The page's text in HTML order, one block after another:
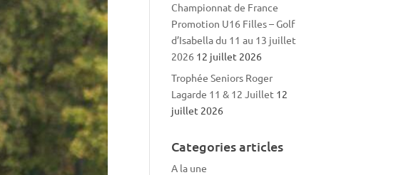
Championnat de France
Promotion U16 Filles – Golf
d’Isabella du 11 au 13 juillet
2026 12 juillet 2026
Trophée Seniors Roger
Lagarde 11 & 12 Juillet 12
juillet 2026
Categories articles
A la une